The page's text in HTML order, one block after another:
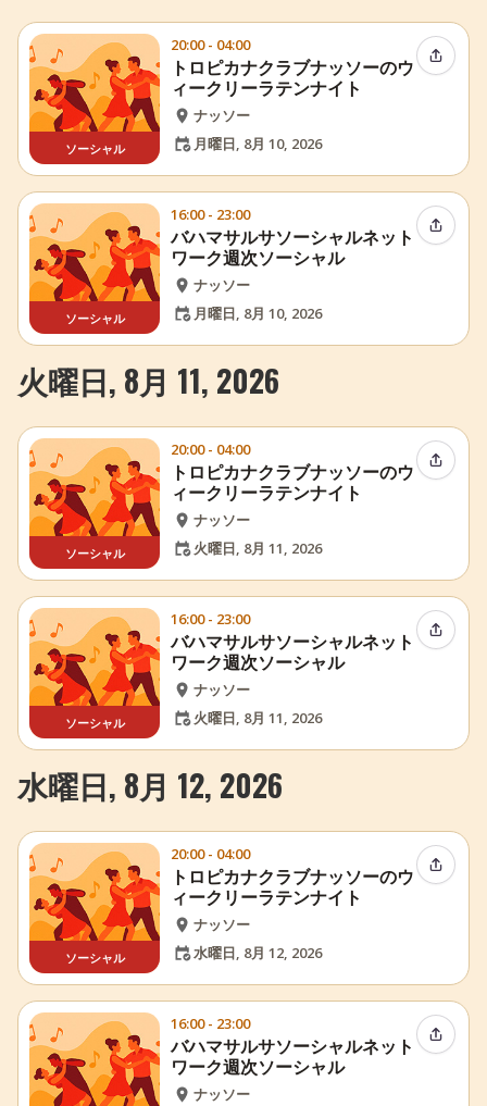
ソーシャル
20:00 - 04:00
トロピカナクラブナッソーのウ
ィークリーラテンナイト
ナッソー
月曜日, 8月 10, 2026
イベン
ソーシャル
16:00 - 23:00
バハマサルサソーシャルネット
ワーク週次ソーシャル
ナッソー
月曜日, 8月 10, 2026
イベン
火曜日, 8月 11, 2026
ソーシャル
20:00 - 04:00
トロピカナクラブナッソーのウ
ィークリーラテンナイト
ナッソー
火曜日, 8月 11, 2026
イベン
ソーシャル
16:00 - 23:00
バハマサルサソーシャルネット
ワーク週次ソーシャル
ナッソー
火曜日, 8月 11, 2026
イベン
水曜日, 8月 12, 2026
ソーシャル
20:00 - 04:00
トロピカナクラブナッソーのウ
ィークリーラテンナイト
ナッソー
水曜日, 8月 12, 2026
イベン
16:00 - 23:00
バハマサルサソーシャルネット
ワーク週次ソーシャル
ナッソー
イベン